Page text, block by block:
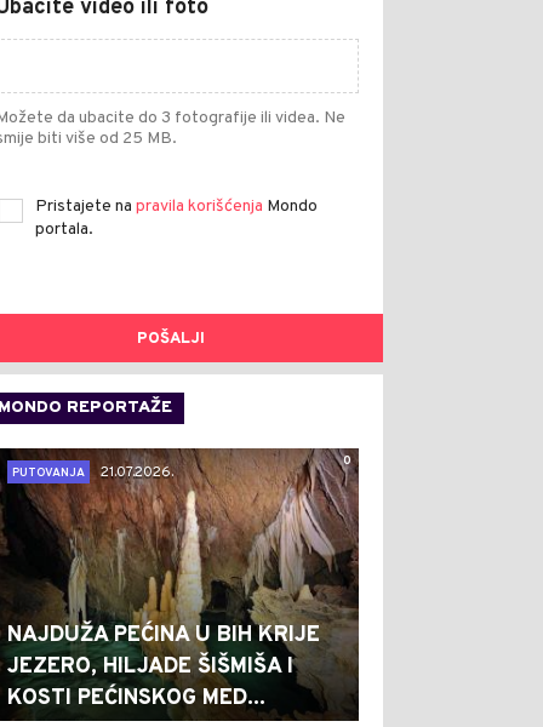
video ili foto
da ubacite do 3 fotografije ili videa. Ne
biti više od 25 MB.
Pristajete na pravila korišćenja Mondo
portala.
POŠALJI
MONDO REPORTAŽE
0
PUTOVANJA
21.07.2026.
NAJDUŽA PEĆINA U BIH KRIJE
JEZERO, HILJADE ŠIŠMIŠA I
KOSTI PEĆINSKOG MED...